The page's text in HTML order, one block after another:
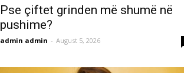
Pse çiftet grinden më shumë në
pushime?
admin admin - August 5, 2026